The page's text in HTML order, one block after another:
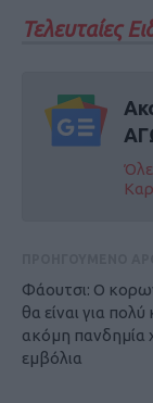
Τελευταίες
Φάουτσι: Ο
θα είναι για πολύ
ακόμη πανδημία
εμβόλια